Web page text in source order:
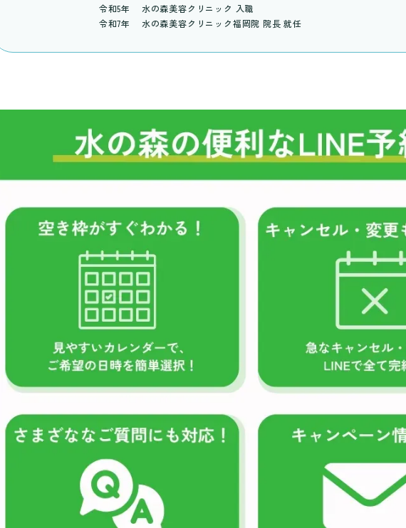
令和5年
水の森美容クリニック 入職
令和7年
水の森美容クリニック福岡院 院長 就任